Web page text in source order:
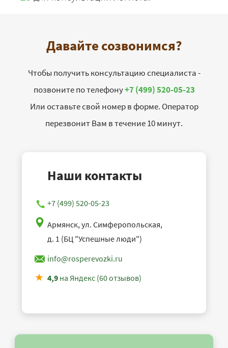
Давайте созвонимся?
Чтобы получить консультацию специалиста -
позвоните по телефону+7 (499) 520-05-23
Или оставьте свой номер в форме. Оператор
перезвонит Вам в течение 10 минут.
Наши контакты
+7 (499) 520-05-23
Армянск, ул. Симферопольская,
д. 1 (БЦ "Успешные люди")
info@rosperevozki.ru
4,9 на Яндекс (60 отзывов)